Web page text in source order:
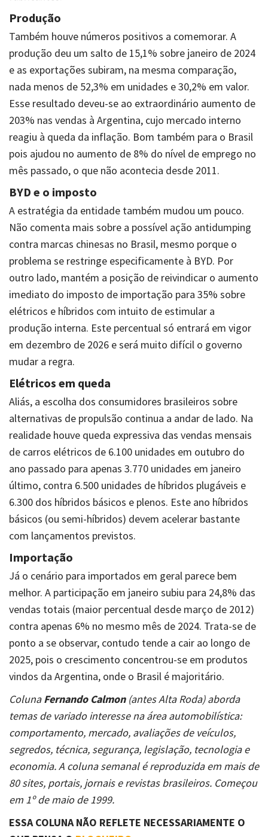
Produção
Também houve números positivos a comemorar. A
produção deu um salto de 15,1% sobre janeiro de 2024
e as exportações subiram, na mesma comparação,
nada menos de 52,3% em unidades e 30,2% em valor.
Esse resultado deveu-se ao extraordinário aumento de
203% nas vendas à Argentina, cujo mercado interno
reagiu à queda da inflação. Bom também para o Brasil
pois ajudou no aumento de 8% do nível de emprego no
mês passado, o que não acontecia desde 2011.
BYD e o imposto
A estratégia da entidade também mudou um pouco.
Não comenta mais sobre a possível ação antidumping
contra marcas chinesas no Brasil, mesmo porque o
problema se restringe especificamente à BYD. Por
outro lado, mantém a posição de reivindicar o aumento
imediato do imposto de importação para 35% sobre
elétricos e híbridos com intuito de estimular a
produção interna. Este percentual só entrará em vigor
em dezembro de 2026 e será muito difícil o governo
mudar a regra.
Elétricos em queda
Aliás, a escolha dos consumidores brasileiros sobre
alternativas de propulsão continua a andar de lado. Na
realidade houve queda expressiva das vendas mensais
de carros elétricos de 6.100 unidades em outubro do
ano passado para apenas 3.770 unidades em janeiro
último, contra 6.500 unidades de híbridos plugáveis e
6.300 dos híbridos básicos e plenos. Este ano híbridos
básicos (ou semi-híbridos) devem acelerar bastante
com lançamentos previstos.
Importação
Já o cenário para importados em geral parece bem
melhor. A participação em janeiro subiu para 24,8% das
vendas totais (maior percentual desde março de 2012)
contra apenas 6% no mesmo mês de 2024. Trata-se de
ponto a se observar, contudo tende a cair ao longo de
2025, pois o crescimento concentrou-se em produtos
vindos da Argentina, onde o Brasil é majoritário.
ColunaFernando Calmon(antes Alta Roda) aborda
temas de variado interesse na área automobilística:
comportamento, mercado, avaliações de veículos,
segredos, técnica, segurança, legislação, tecnologia e
economia. A coluna semanal é reproduzida em mais de
80 sites, portais, jornais e revistas brasileiros. Começou
em 1º de maio de 1999.
ESSA COLUNA NÃO REFLETE NECESSARIAMENTE O